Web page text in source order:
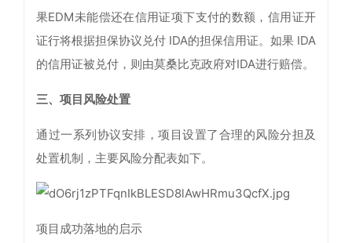
果EDM未能偿还在信用证项下支付的数额，信用证开
证行将根据担保协议兑付 IDA的担保信用证。如果 IDA
的信用证被兑付，则由莫桑比克政府对IDA进行赔偿。
三、项目风险处置
通过一系列协议安排，项目设置了合理的风险分担及
处置机制，主要风险分配表如下。
项目成功落地的启示